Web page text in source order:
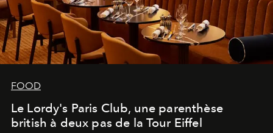
FOOD
Le Lordy's Paris Club, une parenthèse
british à deux pas de la Tour Eiffel